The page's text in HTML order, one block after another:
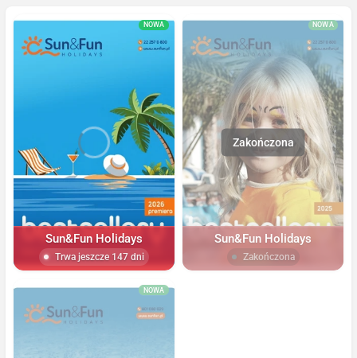
NOWA
Sun&Fun Holidays
Trwa jeszcze 147 dni
NOWA
Sun&Fun Holidays
Zakończona
NOWA